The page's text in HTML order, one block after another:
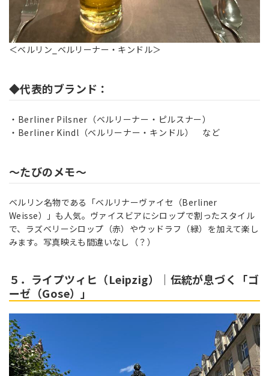
＜ベルリン_ベルリーナー・キンドル＞
◆代表的ブランド：
Berliner Pilsner（ベルリーナー・ピルスナー）
Berliner Kindl（ベルリーナー・キンドル） など
～たびのメモ～
ベルリン名物である「ベルリナーヴァイセ（Berliner
Weisse）」も人気。ヴァイスビアにシロップで割ったスタイル
で、ラズベリーシロップ（赤）やウッドラフ（緑）を加えて楽し
みます。写真映えも間違いなし（？）
５．ライプツィヒ（Leipzig）｜伝統が息づく「ゴ
ーゼ（Gose）」